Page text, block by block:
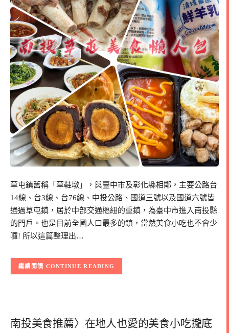
草屯鎮舊稱「草鞋墩」，與臺中市及彰化縣相鄰，主要公路台
14線、台3線、台76線、中投公路、國道三號以及國道六號皆
通過草屯鎮，居於中部交通樞紐的重鎮，為臺中市進入南投縣
的門戶。也是目前全國人口最多的鎮，當然美食小吃也不會少
囉! 所以這篇整理出…
CONTINUE READING
南投美食推薦〉在地人也愛的美食小吃攏底